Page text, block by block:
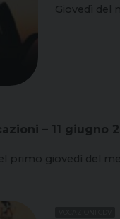
Giovedì del
– 11 giugno
primo giovedì del